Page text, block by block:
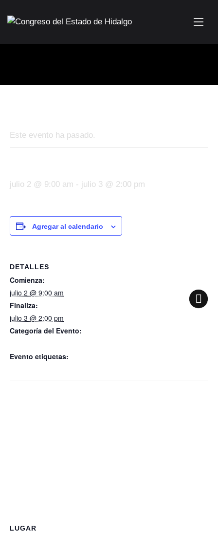
Este evento ha pasado.
julio 2 @ 9:00 am - julio 3 @ 2:00 pm
Agregar al calendario
DETALLES
Comienza:
julio 2 @ 9:00 am
Finaliza:
julio 3 @ 2:00 pm
Categoría del Evento:
Evento etiquetas:
LUGAR